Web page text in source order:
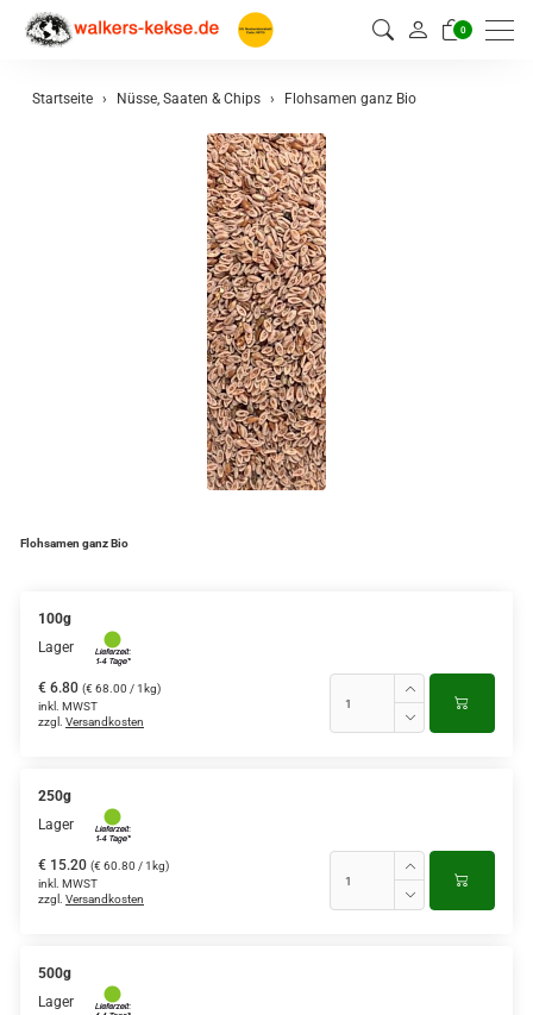
0
Startseite Nüsse, Saaten & Chips Flohsamen ganz Bio
Flohsamen ganz Bio
100g
Lager
€ 6.80 (€ 68.00 / 1kg)
inkl. MWST
zzgl. Versandkosten
250g
Lager
€ 15.20 (€ 60.80 / 1kg)
inkl. MWST
zzgl. Versandkosten
500g
Lager